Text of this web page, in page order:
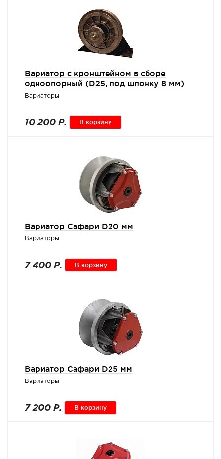
Вариатор с кронштейном в сборе
одноопорный (D25, под шпонку 8 мм)
Вариаторы
10 200 Р. В корзину
Вариатор Сафари D20 мм
Вариаторы
7 400 Р. В корзину
Вариатор Сафари D25 мм
Вариаторы
7 200 Р. В корзину